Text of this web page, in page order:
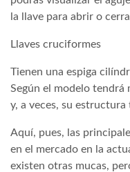
la llave para abrir o
Llaves cruciformes
Tienen una espiga
Según el modelo tendrá
y, a veces, su
Aquí, pues, las
en el mercado en la
existen otras mucas,